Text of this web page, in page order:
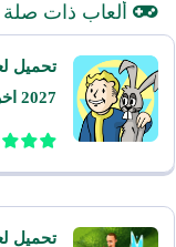
ألعاب ذات صلة
2027 اخر اصدار للاندرويد